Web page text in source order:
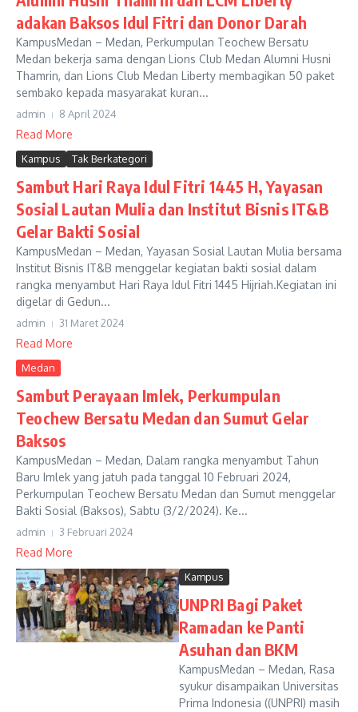
adakan Baksos Idul Fitri dan Donor Darah
KampusMedan – Medan, Perkumpulan Teochew Bersatu
Medan bekerja sama dengan Lions Club Medan Alumni Husni
Thamrin, dan Lions Club Medan Liberty membagikan 50 paket
sembako kepada masyarakat kuran...
admin 8 April 2024
Read More
Kampus Tak Berkategori
Sambut Hari Raya Idul Fitri 1445 H, Yayasan
Sosial Lautan Mulia dan Institut Bisnis IT&B
Gelar Bakti Sosial
KampusMedan – Medan, Yayasan Sosial Lautan Mulia bersama
Institut Bisnis IT&B menggelar kegiatan bakti sosial dalam
rangka menyambut Hari Raya Idul Fitri 1445 Hijriah.Kegiatan ini
digelar di Gedun...
admin 31 Maret 2024
Read More
Medan
Sambut Perayaan Imlek, Perkumpulan
Teochew Bersatu Medan dan Sumut Gelar
Baksos
KampusMedan – Medan, Dalam rangka menyambut Tahun
Baru Imlek yang jatuh pada tanggal 10 Februari 2024,
Perkumpulan Teochew Bersatu Medan dan Sumut menggelar
Bakti Sosial (Baksos), Sabtu (3/2/2024). Ke...
admin 3 Februari 2024
Read More
Kampus
UNPRI Bagi Paket
Ramadan ke Panti
Asuhan dan BKM
KampusMedan – Medan, Rasa
syukur disampaikan Universitas
Prima Indonesia ((UNPRI) masih